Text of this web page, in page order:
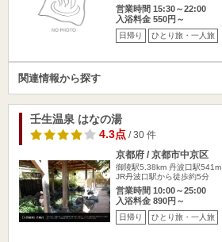
営業時間 15:30～22:00
入浴料金 550円～
日帰り ひとり旅・一人旅
関連情報から探す
壬生温泉 はなの湯
4.3点/ 30 件
京都府 / 京都市中京区
御陵駅5.38km 丹波口駅541m
JR丹波口駅から徒歩約5分
営業時間 10:00～25:00
入浴料金 890円～
日帰り ひとり旅・一人旅